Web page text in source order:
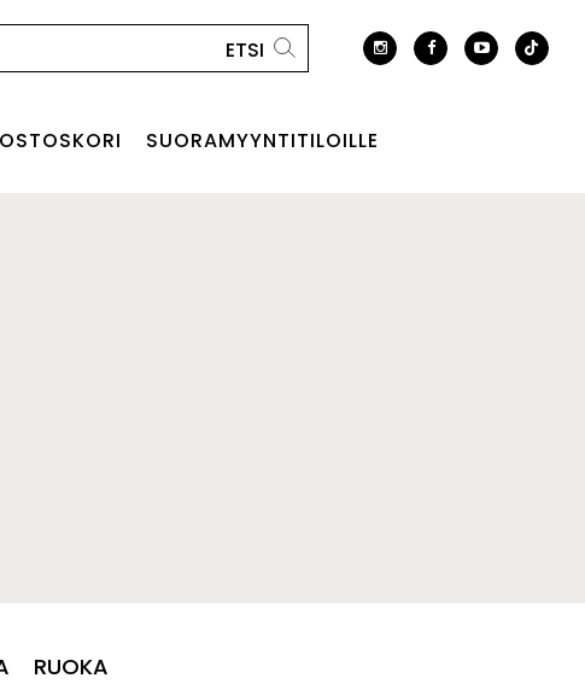
OSTOSKORI SUORAMYYNTITILOILLE
RUOKA